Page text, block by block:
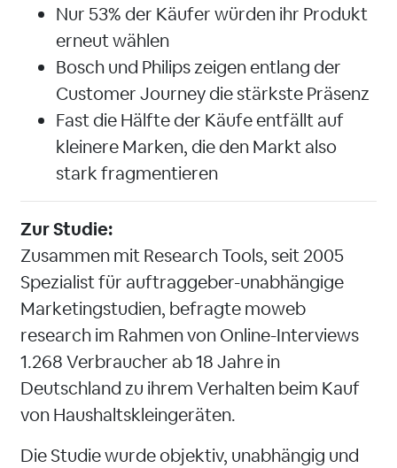
Nur 53% der Käufer würden ihr Produkt
erneut wählen
Bosch und Philips zeigen entlang der
Customer Journey die stärkste Präsenz
Fast die Hälfte der Käufe entfällt auf
kleinere Marken, die den Markt also
stark fragmentieren
Zur Studie:
Zusammen mit Research Tools, seit 2005
Spezialist für auftraggeber-unabhängige
Marketingstudien, befragte moweb
research im Rahmen von Online-Interviews
1.268 Verbraucher ab 18 Jahre in
Deutschland zu ihrem Verhalten beim Kauf
von Haushaltskleingeräten.
Die Studie wurde objektiv, unabhängig und